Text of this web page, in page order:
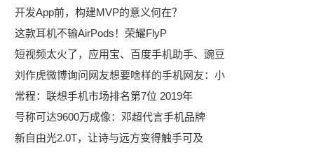
开发App前，构建MVP的意义何在？
这款耳机不输AirPods！荣耀FlyP
短视频太火了，应用宝、百度手机助手、豌豆
刘作虎微博询问网友想要啥样的手机网友：小
常程：联想手机市场排名第7位 2019年
号称可达9600万成像：邓超代言手机品牌
新自由光2.0T，让诗与远方变得触手可及